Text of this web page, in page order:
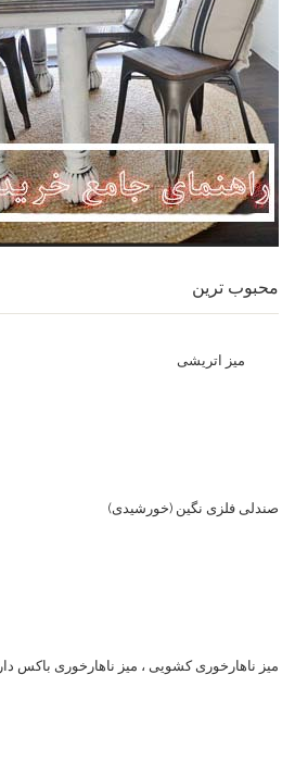
محبوب ترین
میز اتریشی
صندلی فلزی نگین (خورشیدی)
میز ناهارخوری کشویی ، میز ناهارخوری باکس دار